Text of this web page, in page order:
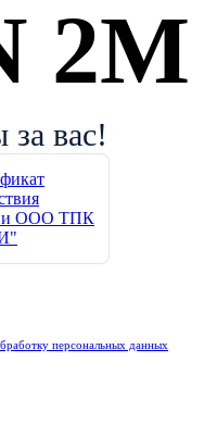
2M
за вас!
персональных данных